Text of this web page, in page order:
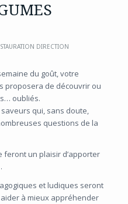
DIRECTION
du goût, votre
proposera de découvrir ou
oubliés.
qui, sans doute,
questions de la
feront un plaisir d’apporter
et ludiques seront
à mieux appréhender